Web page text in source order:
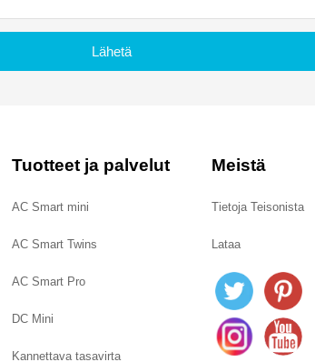
Lähetä
Tuotteet ja palvelut
AC Smart mini
AC Smart Twins
AC Smart Pro
DC Mini
Kannettava tasavirta
Meistä
Tietoja Teisonista
Lataa